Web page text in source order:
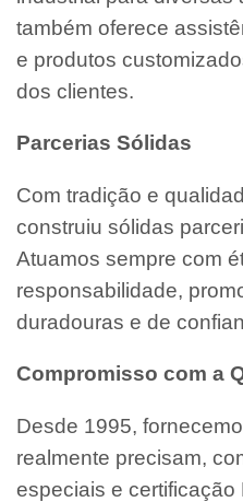
também oferece
e produtos
dos clientes.
Parcerias Sólidas
Com tradição e
construiu sólidas
Atuamos sempre com
responsabilidade,
duradouras e de
Compromisso com a
Desde 1995,
realmente precisam,
especiais e certificação